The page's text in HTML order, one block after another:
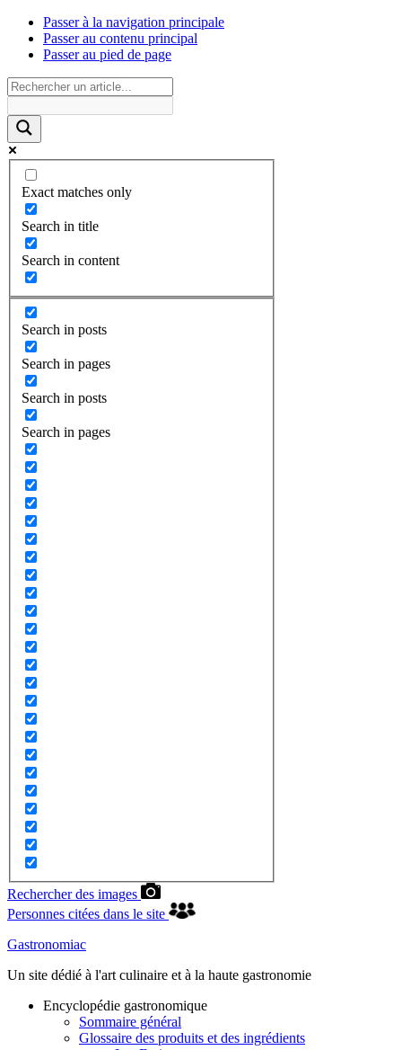
Passer à la navigation principale
Passer au contenu principal
Passer au pied de page
Exact matches only
Search in title
Search in content
Search in posts
Search in pages
Search in posts
Search in pages
Rechercher des images
Personnes citées dans le site
Gastronomiac
Un site dédié à l'art culinaire et à la haute gastronomie
Encyclopédie gastronomique
Sommaire général
Glossaire des produits et des ingrédients